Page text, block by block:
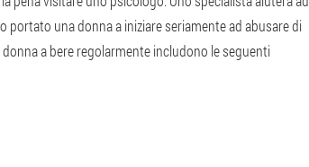
una donna a iniziare seriamente ad abusare di
a bere regolarmente includono le seguenti